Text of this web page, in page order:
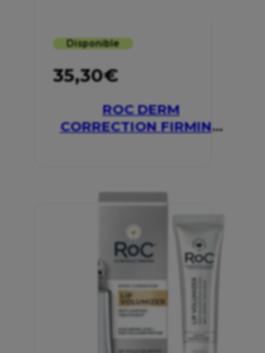
Disponible
35,30€
ROC DERM
CORRECTION FIRMING